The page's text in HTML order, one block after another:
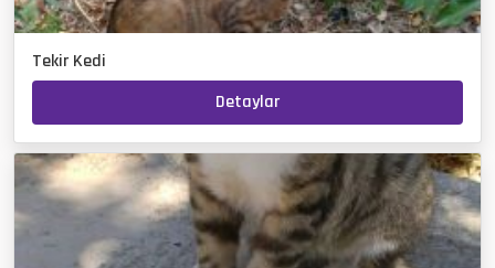
Tekir Kedi
Detaylar